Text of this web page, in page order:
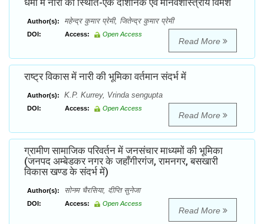
धर्मों में नारी की स्थिति-एक दार्शनिक एवं मानवशास्त्रीय विमर्श
Author(s): महेन्द्र कुमार प्रेमी, जितेन्द्र कुमार प्रेमी
DOI: Access: Open Access
Read More
राष्ट्र विकास में नारी की भूमिका वर्तमान संदर्भ में
Author(s): K.P. Kurrey, Vrinda sengupta
DOI: Access: Open Access
Read More
ग्रामीण सामाजिक परिवर्तन में जनसंचार माध्यमों की भूमिका
(जनपद अम्बेडकर नगर के जहाँगीरगंज, रामनगर, बसखारी
विकास खण्ड के संदर्भ में)
Author(s): सोनम चैरसिया, दीप्ति सुनेजा
DOI: Access: Open Access
Read More